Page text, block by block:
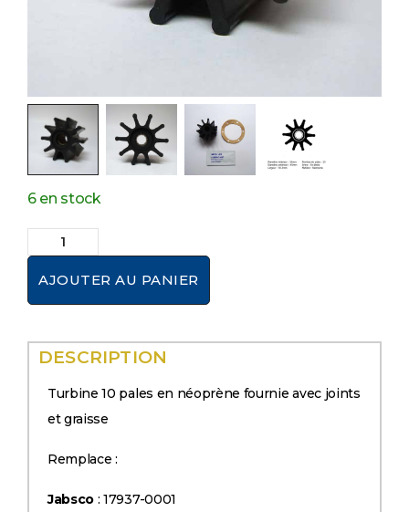
6 en stock
AJOUTER AU PANIER
DESCRIPTION
Turbine 10 pales en néoprène fournie avec joints
et graisse
Remplace :
Jabsco : 17937-0001